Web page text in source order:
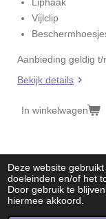
Deze website
doeleinden en/of het
Door gebruik te
hiermee akkoord.
Vijlclip
Aanbieding geldig
Bekijk details
In winkelwagen
© 2016 - 2026 dvendo |